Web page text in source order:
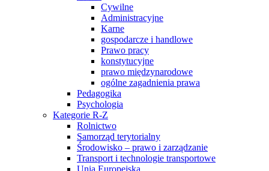
Cywilne
Administracyjne
Karne
gospodarcze i handlowe
Prawo pracy
konstytucyjne
prawo międzynarodowe
ogólne zagadnienia prawa
Pedagogika
Psychologia
Kategorie R-Z
Rolnictwo
Samorząd terytorialny
Środowisko – prawo i zarządzanie
Transport i technologie transportowe
Unia Europejska